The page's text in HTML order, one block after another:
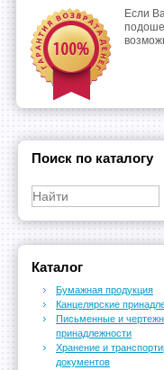
Если
Поиск по каталогу
Каталог
Бумажная продукция
Канцелярские
Письменные и
принадлежности
Хранение и
документов